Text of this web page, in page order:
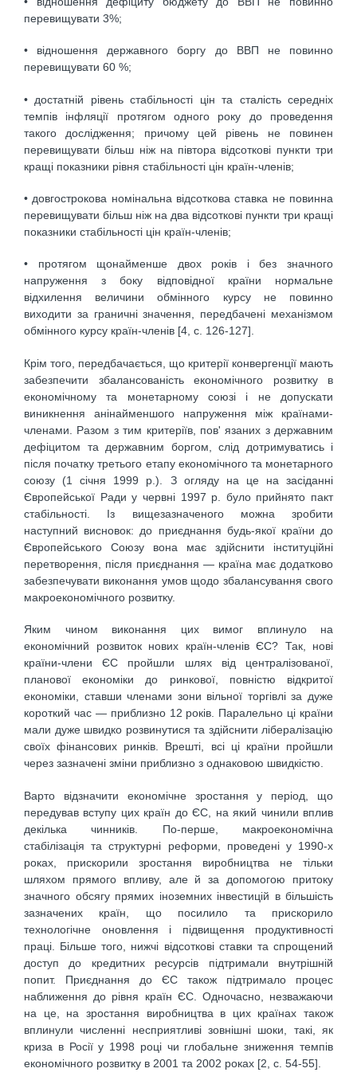
перевищувати 3%;
• відношення державного боргу до ВВП не повинно
перевищувати 60 %;
• достатній рівень стабільності цін та сталість середніх
темпів інфляції протягом одного року до проведення
такого дослідження; причому цей рівень не повинен
перевищувати більш ніж на півтора відсоткові пункти три
кращі показники рівня стабільності цін країн-членів;
• довгострокова номінальна відсоткова ставка не повинна
перевищувати більш ніж на два відсоткові пункти три кращі
показники стабільності цін країн-членів;
• протягом щонайменше двох років і без значного
напруження з боку відповідної країни нормальне
відхилення величини обмінного курсу не повинно
виходити за граничні значення, передбачені механізмом
обмінного курсу країн-членів [4, c. 126-127].
Крім того, передбачається, що критерії конвергенції мають
забезпечити збалансованість економічного розвитку в
економічному та монетарному союзі і не допускати
виникнення анінайменшого напруження між країнами-
членами. Разом з тим критеріїв, пов' язаних з державним
дефіцитом та державним боргом, слід дотримуватись і
після початку третього етапу економічного та монетарного
союзу (1 січня 1999 р.). З огляду на це на засіданні
Європейської Ради у червні 1997 р. було прийнято пакт
стабільності. Із вищезазначеного можна зробити
наступний висновок: до приєднання будь-якої країни до
Європейського Союзу вона має здійснити інституційні
перетворення, після приєднання — країна має додатково
забезпечувати виконання умов щодо збалансування свого
макроекономічного розвитку.
Яким чином виконання цих вимог вплинуло на
економічний розвиток нових країн-членів ЄС? Так, нові
країни-члени ЄС пройшли шлях від централізованої,
планової економіки до ринкової, повністю відкритої
економіки, ставши членами зони вільної торгівлі за дуже
короткий час — приблизно 12 років. Паралельно ці країни
мали дуже швидко розвинутися та здійснити лібералізацію
своїх фінансових ринків. Врешті, всі ці країни пройшли
через зазначені зміни приблизно з однаковою швидкістю.
Варто відзначити економічне зростання у період, що
передував вступу цих країн до ЄС, на який чинили вплив
декілька чинників. По-перше, макроекономічна
стабілізація та структурні реформи, проведені у 1990-х
роках, прискорили зростання виробництва не тільки
шляхом прямого впливу, але й за допомогою притоку
значного обсягу прямих іноземних інвестицій в більшість
зазначених країн, що посилило та прискорило
технологічне оновлення і підвищення продуктивності
праці. Більше того, нижчі відсоткові ставки та спрощений
доступ до кредитних ресурсів підтримали внутрішній
попит. Приєднання до ЄС також підтримало процес
наближення до рівня країн ЄС. Одночасно, незважаючи
на це, на зростання виробництва в цих країнах також
вплинули численні несприятливі зовнішні шоки, такі, як
криза в Росії у 1998 році чи глобальне зниження темпів
економічного розвитку в 2001 та 2002 роках [2, c. 54-55].